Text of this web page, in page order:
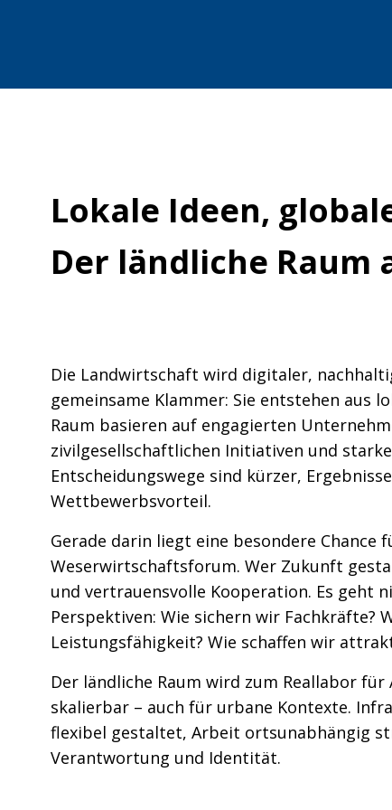
Lokale Ideen,
Der ländliche Raum
Die Landwirtschaft wird digitaler,
gemeinsame Klammer: Sie entstehen aus
Raum basieren auf engagierten
zivilgesellschaftlichen Initiativen und
Entscheidungswege sind kürzer,
Wettbewerbsvorteil.
Gerade darin liegt eine besondere
Weserwirtschaftsforum. Wer Zukunft
und vertrauensvolle Kooperation. Es geht
Perspektiven: Wie sichern wir
Leistungsfähigkeit? Wie schaffen wir
Der ländliche Raum wird zum Reallabor
skalierbar – auch für urbane Kontexte.
flexibel gestaltet, Arbeit ortsunabhängig
Verantwortung und Identität.